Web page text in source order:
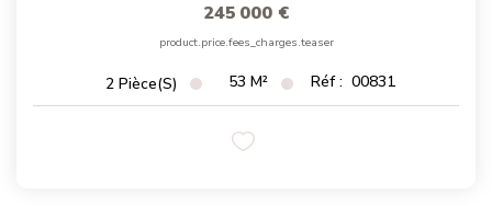
245 000 €
product.price.fees_charges.teaser
2 Pièce(s) 53 M² Réf : 00831